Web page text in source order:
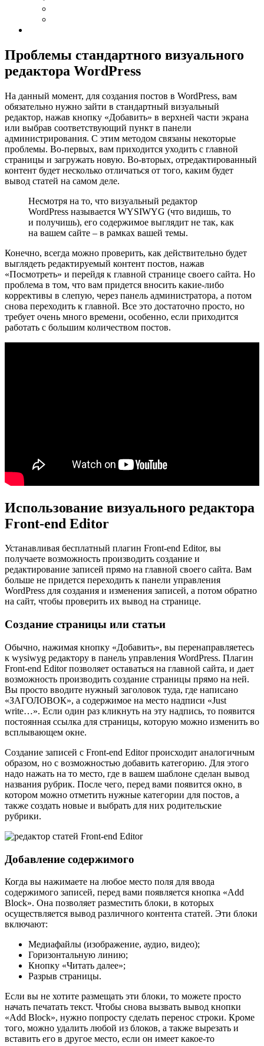
Проблемы стандартного визуального
редактора WordPress
На данный момент, для создания постов в WordPress, вам
обязательно нужно зайти в стандартный визуальный
редактор, нажав кнопку «Добавить» в верхней части экрана
или выбрав соответствующий пункт в панели
администрирования. С этим методом связаны некоторые
проблемы. Во-первых, вам приходится уходить с главной
страницы и загружать новую. Во-вторых, отредактированный
контент будет несколько отличаться от того, каким будет
вывод статей на самом деле.
Несмотря на то, что визуальный редактор
WordPress называется WYSIWYG (что видишь, то
и получишь), его содержимое выглядит не так, как
на вашем сайте – в рамках вашей темы.
Конечно, всегда можно проверить, как действительно будет
выглядеть редактируемый контент постов, нажав
«Посмотреть» и перейдя к главной странице своего сайта. Но
проблема в том, что вам придется вносить какие-либо
коррективы в слепую, через панель администратора, а потом
снова переходить к главной. Все это достаточно просто, но
требует очень много времени, особенно, если приходится
работать с большим количеством постов.
Использование визуального редактора
Front-end Editor
Устанавливая бесплатный плагин Front-end Editor, вы
получаете возможность производить создание и
редактирование записей прямо на главной своего сайта. Вам
больше не придется переходить к панели управления
WordPress для создания и изменения записей, а потом обратно
на сайт, чтобы проверить их вывод на странице.
Создание страницы или статьи
Обычно, нажимая кнопку «Добавить», вы перенаправляетесь
к wysiwyg редактору в панель управления WordPress. Плагин
Front-end Editor позволяет оставаться на главной сайта, и дает
возможность производить создание страницы прямо на ней.
Вы просто вводите нужный заголовок туда, где написано
«ЗАГОЛОВОК», а содержимое на место надписи «Just
write…». Если один раз кликнуть на эту надпись, то появится
постоянная ссылка для страницы, которую можно изменить во
всплывающем окне.
Создание записей с Front-end Editor происходит аналогичным
образом, но с возможностью добавить категорию. Для этого
надо нажать на то место, где в вашем шаблоне сделан вывод
названия рубрик. После чего, перед вами появится окно, в
котором можно отметить нужные категории для постов, а
также создать новые и выбрать для них родительские
рубрики.
Добавление содержимого
Когда вы нажимаете на любое место поля для ввода
содержимого записей, перед вами появляется кнопка «Add
Block». Она позволяет разместить блоки, в которых
осуществляется вывод различного контента статей. Эти блоки
включают:
Медиафайлы (изображение, аудио, видео);
Горизонтальную линию;
Кнопку «Читать далее»;
Разрыв страницы.
Если вы не хотите размещать эти блоки, то можете просто
начать печатать текст. Чтобы снова вызвать вывод кнопки
«Add Block», нужно попросту сделать перенос строки. Кроме
того, можно удалить любой из блоков, а также вырезать и
вставить его в другое место, если он имеет какое-то